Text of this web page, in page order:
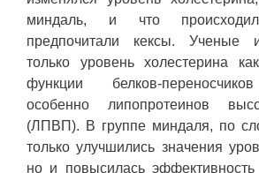
миндаль, и что
предпочитали кексы. Ученые
только уровень холестерина
функции белков-
особенно липопротеинов
(ЛПВП). В группе миндаля, по
только улучшились значения
но и повысилась